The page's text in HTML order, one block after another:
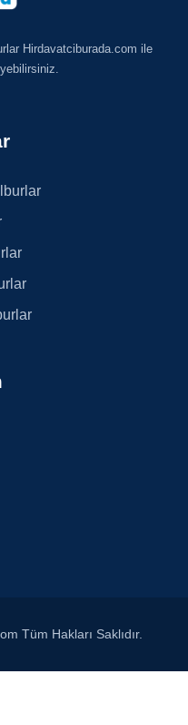
Hirdavatciburada.com ile
Tüm Hakları Saklıdır.